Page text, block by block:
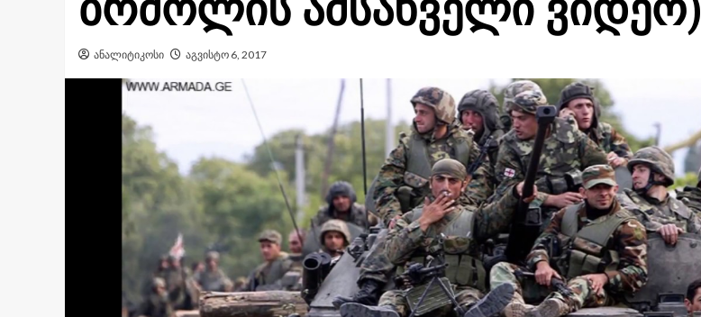
ანალიტიკოსი აგვისტო 6, 2017